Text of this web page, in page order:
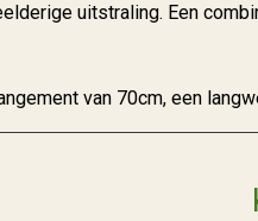
uitstraling. Een
van 70cm, een